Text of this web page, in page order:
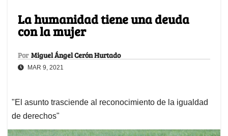
La humanidad tiene una deuda
con la mujer
Por Miguel Ángel Cerón Hurtado
MAR 9, 2021
"El asunto trasciende al reconocimiento de la igualdad
de derechos"